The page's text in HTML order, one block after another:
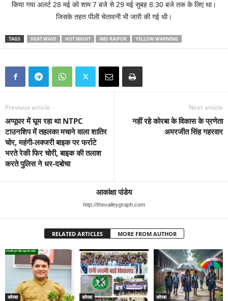
किया गया अलर्ट 28 मई को शाम 7 बजे से 29 मई सुबह 8:30 बजे तक के लिए था।
जिसके तहत पीली चेतावनी भी जारी की गई थी।
TAGS HEAT WAVE HOT NIGHT IMD RAIPUR YELLOW WARNING
Previous article
अप्पूघर में घूम रहा था NTPC
टाउनशिप में तहलका मचाने वाला शातिर
चोर, महंगी-लक्जरी बाइक पर फर्राटे
भरते रेकी फिर चोरी, बाइक की तलाश
करते पुलिस ने धर-दबोचा
Next article
नहीं रहे कोरबा के विकास के प्रणेता
अमरजीत सिंह गहरवार
आकांक्षा पांडेय
http://thevalleygraph.com
RELATED ARTICLES MORE FROM AUTHOR
कोरबा कोरबा कोरबा